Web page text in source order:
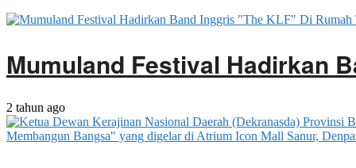
Mumuland Festival Hadirkan
2 tahun ago